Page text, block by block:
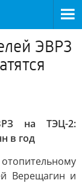
ЭВРЗ
на ТЭЦ-2:
в год
Верещагин и